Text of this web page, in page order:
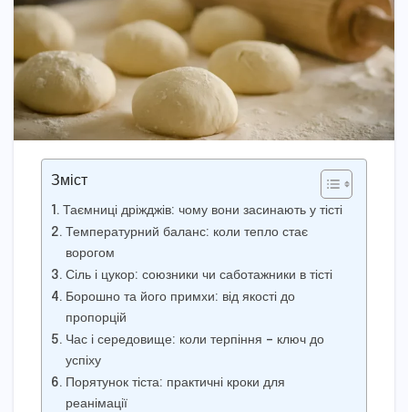
Зміст
Таємниці дріжджів: чому вони засинають у тісті
Температурний баланс: коли тепло стає
ворогом
Сіль і цукор: союзники чи саботажники в тісті
Борошно та його примхи: від якості до
пропорцій
Час і середовище: коли терпіння – ключ до
успіху
Порятунок тіста: практичні кроки для
реанімації